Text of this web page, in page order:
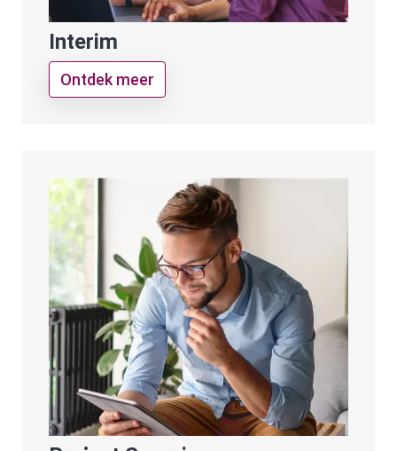
Interim
Ontdek meer